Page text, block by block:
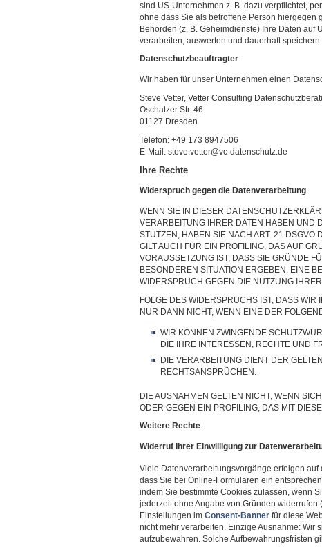
sind US-Unternehmen z. B. dazu verpflichtet,
ohne dass Sie als betroffene Person hiergegen
Behörden (z. B. Geheimdienste) Ihre Daten
verarbeiten, auswerten und dauerhaft
Datenschutzbeauftragter
Wir haben für unser Unternehmen einen
Steve Vetter, Vetter Consulting
Oschatzer Str. 46
01127 Dresden
Telefon: +49 173 8947506
E-Mail: steve.vetter@vc-datenschutz.de
Ihre Rechte
Widerspruch gegen die Datenverarbeitung
WENN SIE IN DIESER
VERARBEITUNG IHRER DATEN HABEN UND
STÜTZEN, HABEN SIE NACH ART. 21 DSGVO
GILT AUCH FÜR EIN PROFILING, DAS AUF
VORAUSSETZUNG IST, DASS SIE GRÜNDE
BESONDEREN SITUATION ERGEBEN. EINE
WIDERSPRUCH GEGEN DIE NUTZUNG
FOLGE DES WIDERSPRUCHS IST, DASS
NUR DANN NICHT, WENN EINE DER
WIR KÖNNEN ZWINGENDE
DIE IHRE INTERESSEN, RECHTE UND
DIE VERARBEITUNG DIENT DER
RECHTSANSPRÜCHEN.
DIE AUSNAHMEN GELTEN NICHT, WENN
ODER GEGEN EIN PROFILING, DAS MIT
Weitere Rechte
Widerruf Ihrer Einwilligung zur
Viele Datenverarbeitungsvorgänge erfolgen
dass Sie bei Online-Formularen ein
indem Sie bestimmte Cookies zulassen, wenn
jederzeit ohne Angabe von Gründen widerrufen
Einstellungen im Consent-Banner für diese
nicht mehr verarbeiten. Einzige Ausnahme: Wir
aufzubewahren. Solche Aufbewahrungsfristen